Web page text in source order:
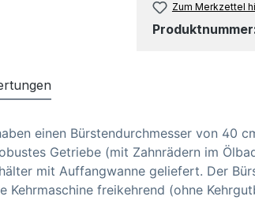
Zum Merkzettel
einen Bürstendurchmesser von 40
Getriebe (mit Zahnrädern im
mit Auffangwanne geliefert. Der
freikehrend (ohne